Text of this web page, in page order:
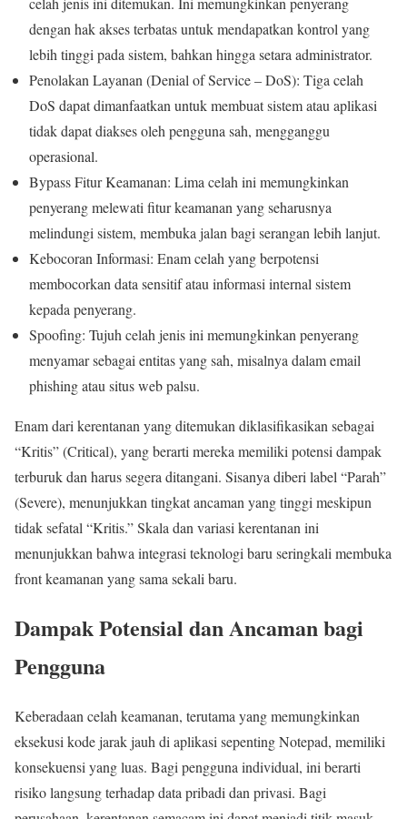
dengan hak akses terbatas untuk mendapatkan kontrol yang
lebih tinggi pada sistem, bahkan hingga setara administrator.
Penolakan Layanan (Denial of Service – DoS): Tiga celah
DoS dapat dimanfaatkan untuk membuat sistem atau aplikasi
tidak dapat diakses oleh pengguna sah, mengganggu
operasional.
Bypass Fitur Keamanan: Lima celah ini memungkinkan
penyerang melewati fitur keamanan yang seharusnya
melindungi sistem, membuka jalan bagi serangan lebih lanjut.
Kebocoran Informasi: Enam celah yang berpotensi
membocorkan data sensitif atau informasi internal sistem
kepada penyerang.
Spoofing: Tujuh celah jenis ini memungkinkan penyerang
menyamar sebagai entitas yang sah, misalnya dalam email
phishing atau situs web palsu.
Enam dari kerentanan yang ditemukan diklasifikasikan sebagai
“Kritis” (Critical), yang berarti mereka memiliki potensi dampak
terburuk dan harus segera ditangani. Sisanya diberi label “Parah”
(Severe), menunjukkan tingkat ancaman yang tinggi meskipun
tidak sefatal “Kritis.” Skala dan variasi kerentanan ini
menunjukkan bahwa integrasi teknologi baru seringkali membuka
front keamanan yang sama sekali baru.
Dampak Potensial dan Ancaman bagi
Pengguna
Keberadaan celah keamanan, terutama yang memungkinkan
eksekusi kode jarak jauh di aplikasi sepenting Notepad, memiliki
konsekuensi yang luas. Bagi pengguna individual, ini berarti
risiko langsung terhadap data pribadi dan privasi. Bagi